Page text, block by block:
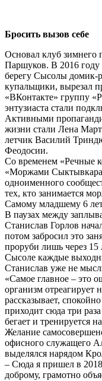
Бросить вызов себе
Основал клуб зимнего
Паршуков. В 2016 году
берегу Сысолы домик-
купальщики, вырезал
«ВКонтакте» группу
энтузиаста стали
Активными
жизни стали Лена
летчик Василий
Феодосии.
Со временем «Речные
«Моржами
одноименного
тех, кто занимается
Самому младшему 6
В паузах между
Станислав Горлов
потом забросил это
проруби лишь через 15
Сысоле каждые
Станислав уже не
«Самое главное – это
организм отреагирует
рассказывает,
приходит сюда три
бегает и тренируется
Желание
офисного служащего
выделялся нарядом
– Сюда я пришел в 2018
доброму, грамотно